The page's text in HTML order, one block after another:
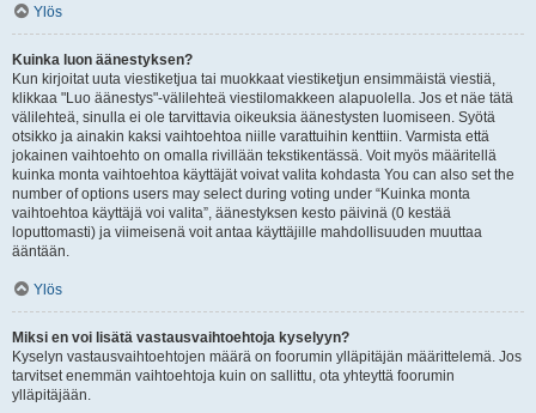
Ylös
Kuinka luon äänestyksen?
Kun kirjoitat uuta viestiketjua tai muokkaat viestiketjun ensimmäistä viestiä,
klikkaa "Luo äänestys"-välilehteä viestilomakkeen alapuolella. Jos et näe tätä
välilehteä, sinulla ei ole tarvittavia oikeuksia äänestysten luomiseen. Syötä
otsikko ja ainakin kaksi vaihtoehtoa niille varattuihin kenttiin. Varmista että
jokainen vaihtoehto on omalla rivillään tekstikentässä. Voit myös määritellä
kuinka monta vaihtoehtoa käyttäjät voivat valita kohdasta You can also set the
number of options users may select during voting under “Kuinka monta
vaihtoehtoa käyttäjä voi valita”, äänestyksen kesto päivinä (0 kestää
loputtomasti) ja viimeisenä voit antaa käyttäjille mahdollisuuden muuttaa
ääntään.
Ylös
Miksi en voi lisätä vastausvaihtoehtoja kyselyyn?
Kyselyn vastausvaihtoehtojen määrä on foorumin ylläpitäjän määrittelemä. Jos
tarvitset enemmän vaihtoehtoja kuin on sallittu, ota yhteyttä foorumin
ylläpitäjään.